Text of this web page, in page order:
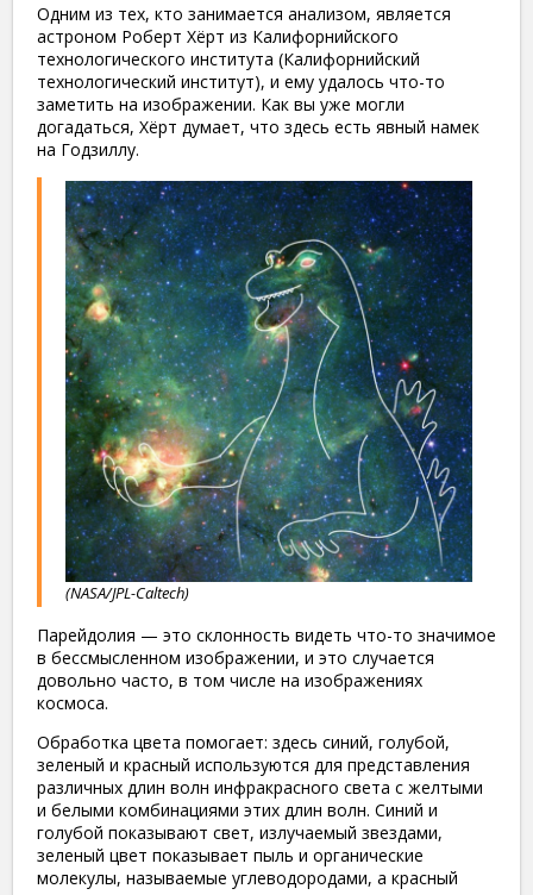
Одним из тех, кто занимается анализом, является
астроном Роберт Хёрт из Калифорнийского
технологического института (Калифорнийский
технологический институт), и ему удалось что-то
заметить на изображении. Как вы уже могли
догадаться, Хёрт думает, что здесь есть явный намек
на Годзиллу.
(NASA/JPL-Caltech)
Парейдолия — это склонность видеть что-то значимое
в бессмысленном изображении, и это случается
довольно часто, в том числе на изображениях
космоса.
Обработка цвета помогает: здесь синий, голубой,
зеленый и красный используются для представления
различных длин волн инфракрасного света с желтыми
и белыми комбинациями этих длин волн. Синий и
голубой показывают свет, излучаемый звездами,
зеленый цвет показывает пыль и органические
молекулы, называемые углеводородами, а красный